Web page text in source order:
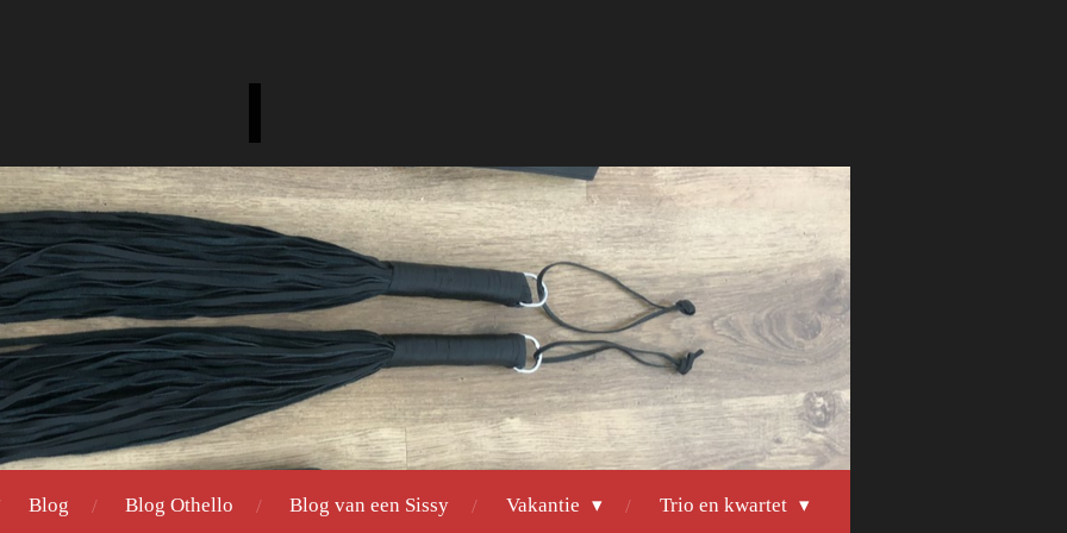
Blog Blog Othello Blog van een Sissy Vakantie Trio en kwartet